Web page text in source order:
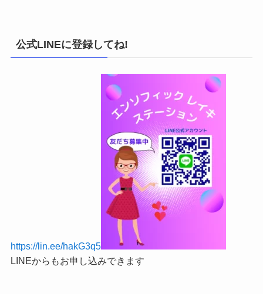
公式LINEに登録してね!
https://lin.ee/hakG3q5
LINEからもお申し込みできます